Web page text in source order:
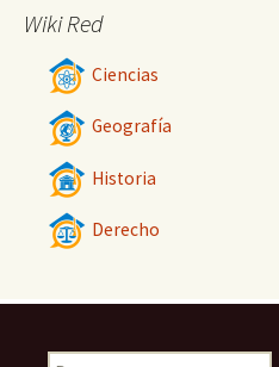
Wiki Red
Ciencias
Geografía
Historia
Derecho
Buscar: